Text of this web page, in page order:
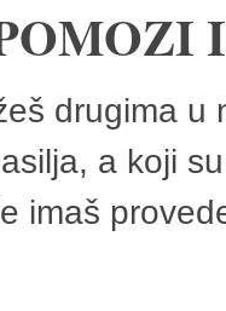
drugima
a koji
imaš